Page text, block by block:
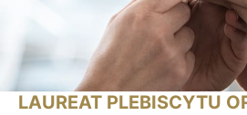
LAUREAT PLEBISCYTU